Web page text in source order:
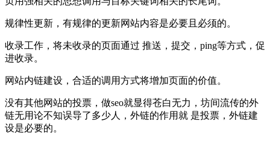
规律性更新，有规律的更新网站内容是必要且必须的。
收录工作，将未收录的页面通过 推送，提交，ping等方式，促
进收录。
网站内链建设，合适的调用方式将增加页面的价值。
没有其他网站的投票，做seo就显得苍白无力，坊间流传的外
链无用论不知误导了多少人，外链的作用就 是投票，外链建
设是必要的。